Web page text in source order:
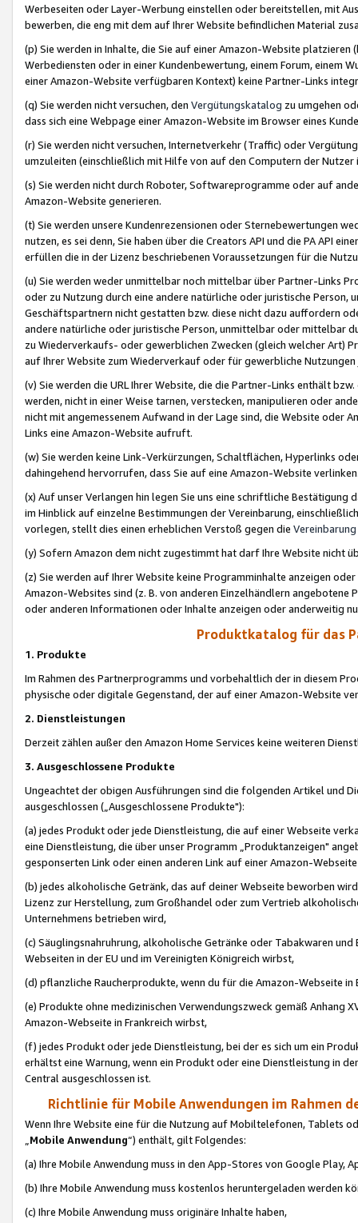
Werbeseiten oder Layer-Werbung einstellen oder bereitstellen, mit
bewerben, die eng mit dem auf Ihrer Website befindlichen Material
(p) Sie werden in Inhalte, die Sie auf einer Amazon-Website
Werbediensten oder in einer Kundenbewertung, einem Forum, einem
einer Amazon-Website verfügbaren Kontext) keine Partner-Links
(q) Sie werden nicht versuchen, den Vergütungskatalog zu umgehen
dass sich eine Webpage einer Amazon-Website im Browser eines
(r) Sie werden nicht versuchen, Internetverkehr (Traffic) oder
umzuleiten (einschließlich mit Hilfe von auf den Computern der
(s) Sie werden nicht durch Roboter, Softwareprogramme oder auf
Amazon-Website generieren.
(t) Sie werden unsere Kundenrezensionen oder Sternebewertungen
nutzen, es sei denn, Sie haben über die Creators API und die PA API
erfüllen die in der Lizenz beschriebenen Voraussetzungen für die
(u) Sie werden weder unmittelbar noch mittelbar über Partner-Links
oder zu Nutzung durch eine andere natürliche oder juristische
Geschäftspartnern nicht gestatten bzw. diese nicht dazu auffordern
andere natürliche oder juristische Person, unmittelbar oder mittelbar
zu Wiederverkaufs- oder gewerblichen Zwecken (gleich welcher Art)
auf Ihrer Website zum Wiederverkauf oder für gewerbliche
(v) Sie werden die URL Ihrer Website, die die Partner-Links enthält
werden, nicht in einer Weise tarnen, verstecken, manipulieren oder
nicht mit angemessenem Aufwand in der Lage sind, die Website oder
Links eine Amazon-Website aufruft.
(w) Sie werden keine Link-Verkürzungen, Schaltflächen, Hyperlinks
dahingehend hervorrufen, dass Sie auf eine Amazon-Website
(x) Auf unser Verlangen hin legen Sie uns eine schriftliche
im Hinblick auf einzelne Bestimmungen der Vereinbarung,
vorlegen, stellt dies einen erheblichen Verstoß gegen die Vereinbarung
(y) Sofern Amazon dem nicht zugestimmt hat darf Ihre Website nicht
(z) Sie werden auf Ihrer Website keine Programminhalte anzeigen
Amazon-Websites sind (z. B. von anderen Einzelhändlern
oder anderen Informationen oder Inhalte anzeigen oder anderweitig
Produktkatalog für das
1. Produkte
Im Rahmen des Partnerprogramms und vorbehaltlich der in diesem
physische oder digitale Gegenstand, der auf einer Amazon-Website
2. Dienstleistungen
Derzeit zählen außer den Amazon Home Services keine weiteren
3. Ausgeschlossene Produkte
Ungeachtet der obigen Ausführungen sind die folgenden Artikel und
ausgeschlossen („Ausgeschlossene Produkte"):
(a) jedes Produkt oder jede Dienstleistung, die auf einer Webseite
eine Dienstleistung, die über unser Programm „Produktanzeigen"
gesponserten Link oder einen anderen Link auf einer Amazon-
(b) jedes alkoholische Getränk, das auf deiner Webseite beworben
Lizenz zur Herstellung, zum Großhandel oder zum Vertrieb
Unternehmens betrieben wird,
(c) Säuglingsnahruhrung, alkoholische Getränke oder Tabakwaren
Webseiten in der EU und im Vereinigten Königreich wirbst,
(d) pflanzliche Raucherprodukte, wenn du für die Amazon-Webseite in
(e) Produkte ohne medizinischen Verwendungszweck gemäß Anhang
Amazon-Webseite in Frankreich wirbst,
(f) jedes Produkt oder jede Dienstleistung, bei der es sich um ein
erhältst eine Warnung, wenn ein Produkt oder eine Dienstleistung in
Central ausgeschlossen ist.
Richtlinie für Mobile Anwendungen im Rahmen
Wenn Ihre Website eine für die Nutzung auf Mobiltelefonen, Tablets
„Mobile Anwendung“) enthält, gilt Folgendes:
(a) Ihre Mobile Anwendung muss in den App-Stores von Google Play,
(b) Ihre Mobile Anwendung muss kostenlos heruntergeladen werden
(c) Ihre Mobile Anwendung muss originäre Inhalte haben,